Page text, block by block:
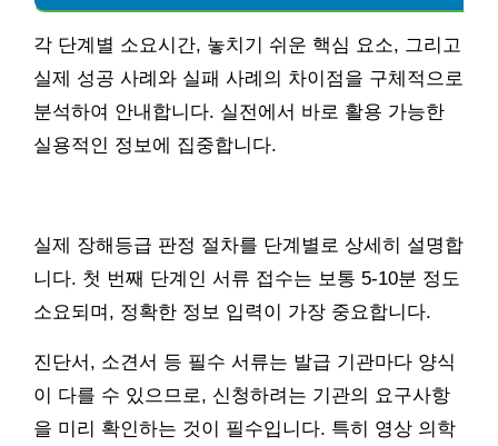
각 단계별 소요시간, 놓치기 쉬운 핵심 요소, 그리고
실제 성공 사례와 실패 사례의 차이점을 구체적으로
분석하여 안내합니다. 실전에서 바로 활용 가능한
실용적인 정보에 집중합니다.
실제 장해등급 판정 절차를 단계별로 상세히 설명합
니다. 첫 번째 단계인 서류 접수는 보통 5-10분 정도
소요되며, 정확한 정보 입력이 가장 중요합니다.
진단서, 소견서 등 필수 서류는 발급 기관마다 양식
이 다를 수 있으므로, 신청하려는 기관의 요구사항
을 미리 확인하는 것이 필수입니다. 특히 영상 의학